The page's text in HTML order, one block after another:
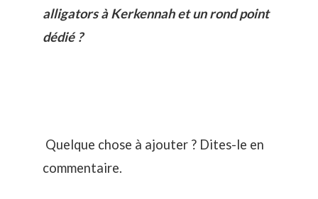
alligators à Kerkennah et un rond point
dédié ?
Quelque chose à ajouter ? Dites-le en
commentaire.